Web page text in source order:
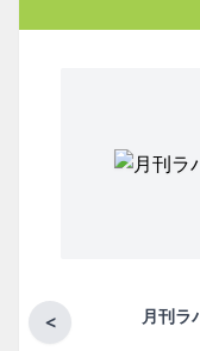
< 月刊ラ